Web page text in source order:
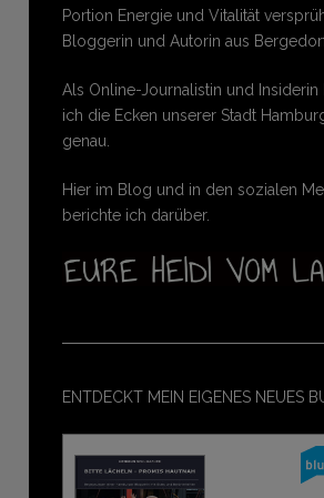
Portion Energie und Vitalität
Bloggerin und Autorin aus
Als Online-Journalistin und Insiderin
ich die Ecken unserer Stadt
genau.
Hier im Blog und in den sozialen
berichte ich darüber.
ENTDECKT MEIN EIGENES NEUES